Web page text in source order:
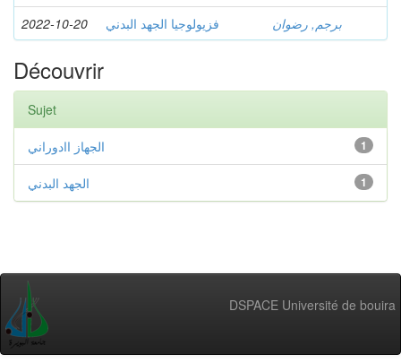
2022-10-20 فزيولوجيا الجهد البدني برجم, رضوان
Découvrir
Sujet
1 الجهاز اادوراني
1 الجهد البدني
DSPACE Université de bouira